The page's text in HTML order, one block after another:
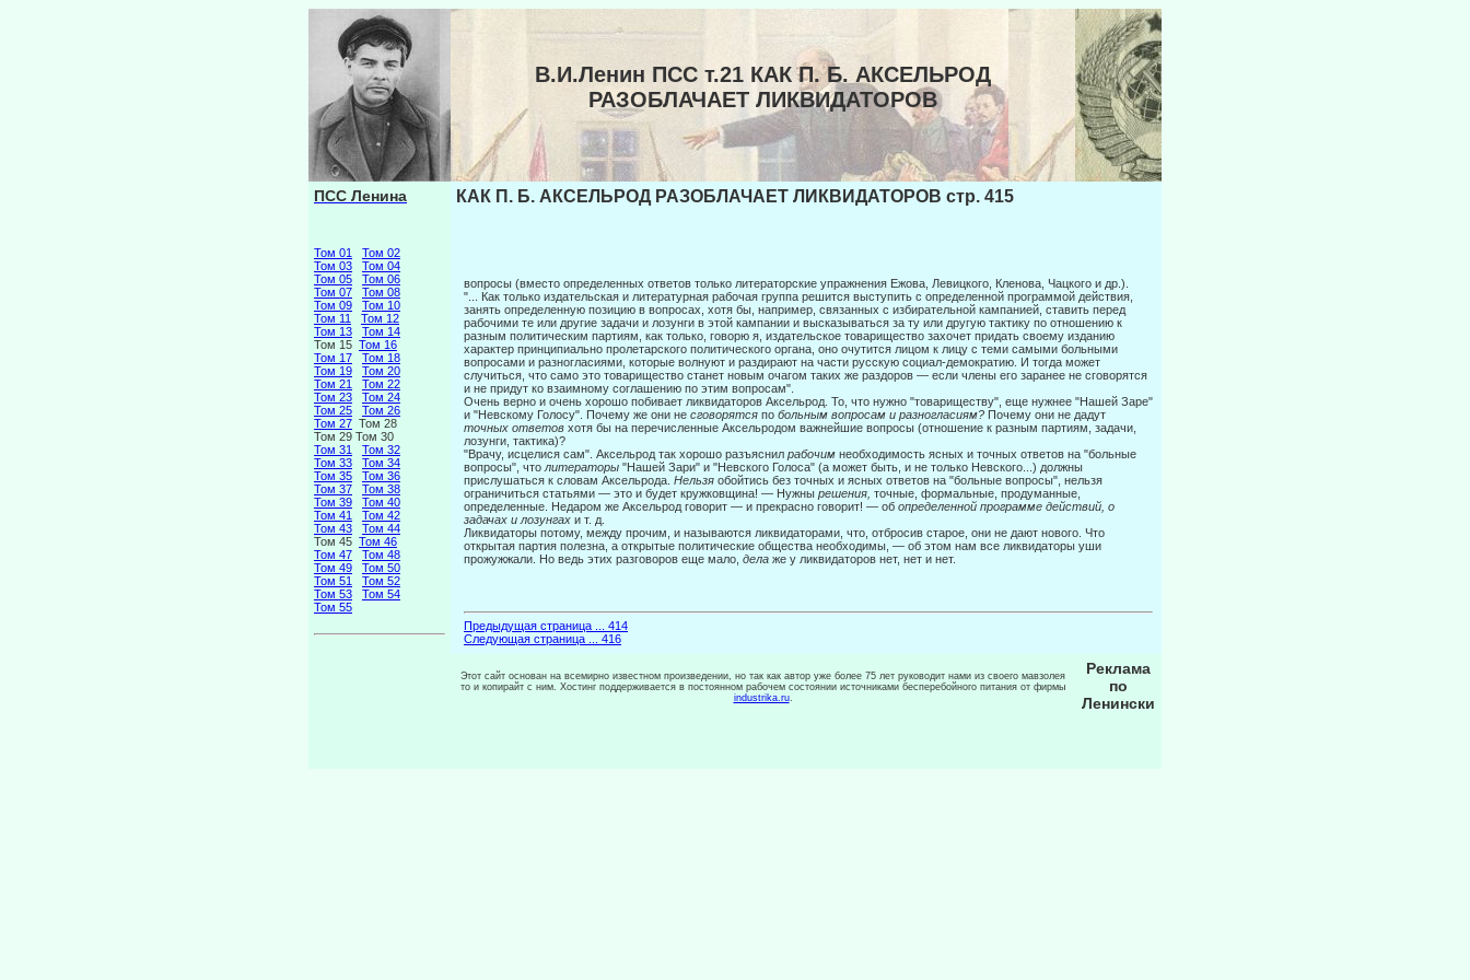
В.И.Ленин ПСС т.21 КАК П. Б. АКСЕЛЬРОД
РАЗОБЛАЧАЕТ ЛИКВИДАТОРОВ
ПСС Ленина
Том 01
Том 02
Том 03
Том 04
Том 05
Том 06
Том 07
Том 08
Том 09
Том 10
Том 11
Том 12
Том 13
Том 14
Том 15 Том 16
Том 17
Том 18
Том 19
Том 20
Том 21
Том 22
Том 23
Том 24
Том 25
Том 26
Том 27 Том 28
Том 29 Том 30
Том 31
Том 32
Том 33
Том 34
Том 35
Том 36
Том 37
Том 38
Том 39
Том 40
Том 41
Том 42
Том 43
Том 44
Том 45 Том 46
Том 47
Том 48
Том 49
Том 50
Том 51
Том 52
Том 53
Том 54
Том 55
КАК П. Б. АКСЕЛЬРОД РАЗОБЛАЧАЕТ ЛИКВИДАТОРОВ стр. 415
вопросы (вместо определенных ответов только литераторские упражнения Ежова, Ле­вицкого, Кленова, Чацкого и др.).
"... Как только издательская и литературная рабочая группа решится выступить с определенной про­граммой действия,
занять определенную позицию в вопросах, хотя бы, например, связанных с избира­тельной кампанией, ставить перед
рабочими те или другие задачи и лозунги в этой кампании и высказы­ваться за ту или другую тактику по отношению к
разным политическим партиям, как только, говорю я, издательское товарищество захочет придать своему изданию
характер принципиально пролетарского политического органа, оно очутится лицом к лицу с теми самыми больными
вопросами и разногласиями, которые волнуют и раздирают на части русскую социал-демократию. И тогда может
случиться, что само это товарищество станет новым очагом таких же раздоров — если члены его заранее не сговорятся
и не придут ко взаимному соглашению по этим вопросам".
Очень верно и очень хорошо побивает ликвидаторов Аксельрод. То, что нужно "то­вариществу", еще нужнее "Нашей Заре"
и "Невскому Голосу". Почему же они не сго­ворятся по больным вопросам и разногласиям? Почему они не дадут
точных ответов хотя бы на перечисленные Аксельродом важнейшие вопросы (отношение к разным партиям, задачи,
лозунги, тактика)?
"Врачу, исцелися сам". Аксельрод так хорошо разъяснил рабочим необходимость ясных и точных ответов на "больные
вопросы", что литераторы "Нашей Зари" и "Невского Голоса" (а может быть, и не только Невского...) должны
прислушаться к словам Аксельрода. Нельзя обойтись без точных и ясных ответов на "больные вопро­сы", нельзя
ограничиться статьями — это и будет кружковщина! — Нужны решения, точные, формальные, продуманные,
определенные. Недаром же Аксельрод говорит — и прекрасно говорит! — об определенной программе действий, о
задачах и лозунгах и т. д.
Ликвидаторы потому, между прочим, и называются ликвидаторами, что, отбросив старое, они не дают нового. Что
открытая партия полезна, а открытые политические общества необходимы, — об этом нам все ликвидаторы уши
прожужжали. Но ведь этих разговоров еще мало, дела же у ликвидаторов нет, нет и нет.
Предыдущая страница ... 414
Следующая страница ... 416
Этот сайт основан на всемирно известном произведении, но так как автор уже более 75 лет руководит нами из своего мавзолея
то и копирайт с ним. Хостинг поддерживается в постоянном рабочем состоянии источниками бесперебойного питания от фирмы
industrika.ru.
Реклама
по
Ленински